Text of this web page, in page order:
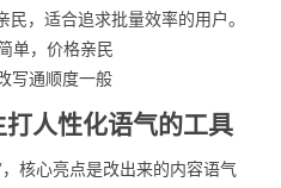
，适合追求批量效率的用户。
单，价格亲民
写通顺度一般
人性化语气的工具
核心亮点是改出来的内容语气